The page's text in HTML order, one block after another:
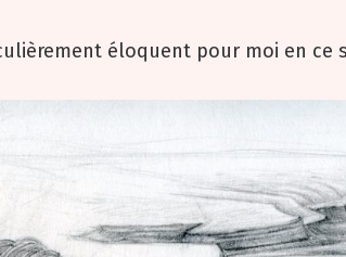
éloquent pour moi en ce